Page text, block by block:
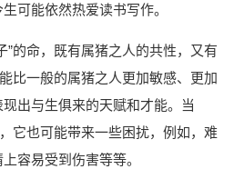
可能依然热爱读书写作。
”的命，既有属猪之人的共性，又有
比一般的属猪之人更加敏感、更加
出与生俱来的天赋和才能。当
它也可能带来一些困扰，例如，难
容易受到伤害等等。